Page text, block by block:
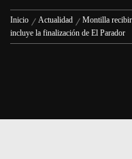
Inicio Actualidad
Montilla
incluye la finalización de El Parador